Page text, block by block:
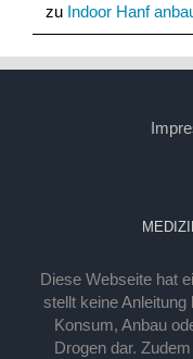
zu Indoor Hanf
Diese Webseite hat
stellt keine
Konsum, Anbau
Drogen dar.